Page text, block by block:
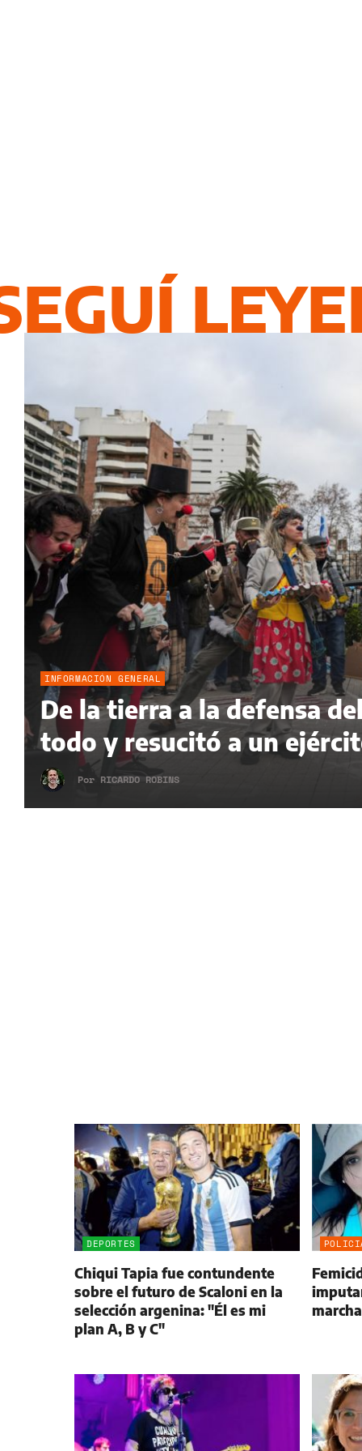
INFORMACIÓN GENERAL
De la tierra a la defensa
todo y resucitó a un
Por RICARDO ROBINS
DEPORTES
Chiqui Tapia fue contundente
sobre el futuro de Scaloni en la
selección argenina: "Él es mi
plan A, B y C"